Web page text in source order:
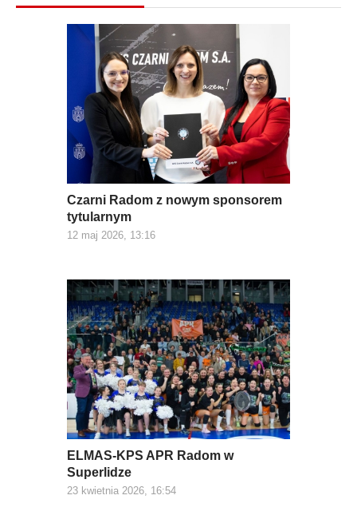
Czarni Radom z nowym sponsorem
tytularnym
12 maj 2026, 13:16
ELMAS-KPS APR Radom w
Superlidze
23 kwietnia 2026, 16:54